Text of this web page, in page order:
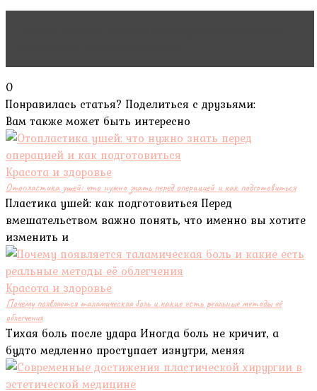
0
Понравилась статья? Поделиться с друзьями:
Вам также может быть интересно
Красота и здоровье
Отопластика ушей: что нужно знать перед операцией и как подготовиться
Пластика ушей: как подготовиться Перед
вмешательством важно понять, что именно вы хотите
изменить и
Красота и здоровье
Почему появляется таламическая боль и какие есть реальные методы её
облегчения
Тихая боль после удара Иногда боль не кричит, а
будто медленно проступает изнутри, меняя